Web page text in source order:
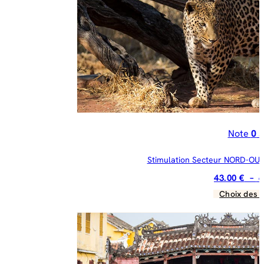
la
du
Note 0
Stimulation Secteur NORD-
43.00 € –
Choix des
a